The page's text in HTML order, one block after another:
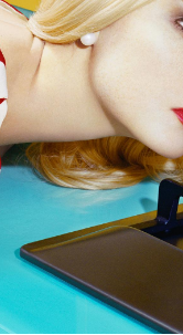
Aldridge newsletter
agree to ourPrivacy Policy